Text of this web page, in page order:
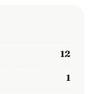
12
1